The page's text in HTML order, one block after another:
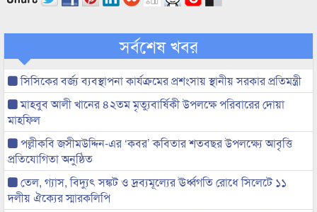
সর্বশেষ খবর
সিসিকের বর্জ্য ব্যবস্থাপনা কার্যক্রমের প্রশংসায় স্থানীয় সরকার প্রতিমন্ত্রী
মাহবুব আলী খানের ৪২তম মৃত্যুবার্ষিকী উপলক্ষে পরিবারের দোয়া
মাহফিল
পল্লীকবি জসীমউদ্দিন-এর ‘কবর’ কবিতার শতবছর উপলক্ষ্যে আবৃত্তি
প্রতিযোগিতা অনুষ্ঠিত
তেল, গ্যাস, বিদ্যুৎ সঙ্কট ও দ্রব্যমূল্যের ঊর্ধ্বগতি রোধে সিলেটে ১১
দলীয় ঐক্যের স্মারকলিপি